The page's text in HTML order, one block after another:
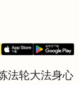
法轮大法身心